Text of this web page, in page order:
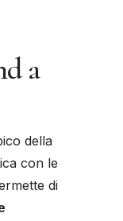
a
della
con le
di